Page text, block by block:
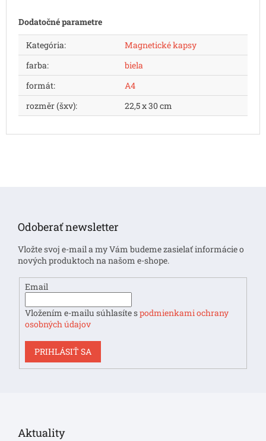
Dodatočné parametre
Kategória:
Magnetické kapsy
farba:
biela
formát:
A4
rozměr (šxv): 22,5 x 30 cm
Odoberať newsletter
Vložte svoj e-mail a my Vám budeme zasielať informácie o
nových produktoch na našom e-shope.
Email
Vložením e-mailu súhlasíte spodmienkami ochrany
osobných údajov
PRIHLÁSIŤ SA
Aktuality